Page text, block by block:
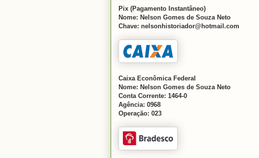
Pix (Pagamento Instantâneo)
Nome: Nelson Gomes de Souza Neto
Chave: nelsonhistoriador@hotmail.com
Caixa Econômica Federal
Nome: Nelson Gomes de Souza Neto
Conta Corrente: 1464-0
Agência: 0968
Operação: 023